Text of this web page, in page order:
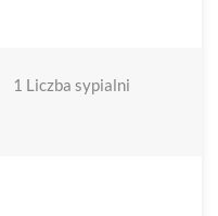
1 Liczba sypialni